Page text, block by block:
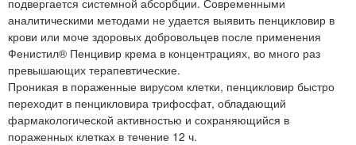
аналитическими методами не удается выявить пенцикловир в
крови или моче здоровых добровольцев после применения
Фенистил® Пенцивир крема в концентрациях, во много раз
превышающих терапевтические.
Проникая в пораженные вирусом клетки, пенцикловир быстро
переходит в пенцикловира трифосфат, обладающий
фармакологической активностью и сохраняющийся в
пораженных клетках в течение 12 ч.